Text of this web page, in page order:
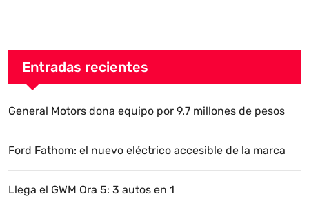
Entradas recientes
General Motors dona equipo por 9.7 millones de pesos
Ford Fathom: el nuevo eléctrico accesible de la marca
Llega el GWM Ora 5: 3 autos en 1